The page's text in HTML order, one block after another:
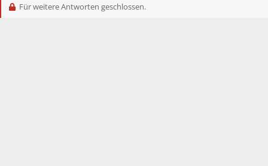
Für weitere Antworten geschlossen.